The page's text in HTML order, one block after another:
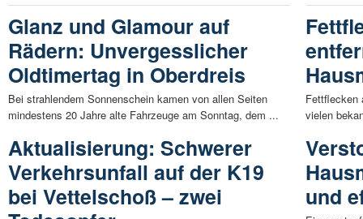
Glanz und Glamour auf
Rädern: Unvergesslicher
Oldtimertag in Oberdreis
Bei strahlendem Sonnenschein kamen von allen Seiten
mindestens 20 Jahre alte Fahrzeuge am Sonntag, dem ...
Aktualisierung: Schwerer
Verkehrsunfall auf der K19
bei Vettelschoß – zwei
Fettflecken
vielen
und